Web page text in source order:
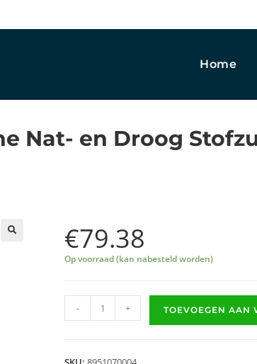
Home
Nat- en Droog
€79.38
Op voorraad (kan nabesteld worden)
- + TOEVOEGEN AAN